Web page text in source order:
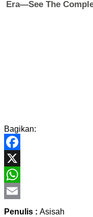
Bagikan:
Facebook
X
WhatsApp
Email
Penulis : Asisah